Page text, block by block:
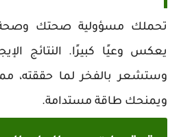
تحملك مسؤولية صحتك
يعكس وعيًا كبيرًا. النتائج
وستشعر بالفخر لما حققته،
ويمنحك طاقة مستدامة.